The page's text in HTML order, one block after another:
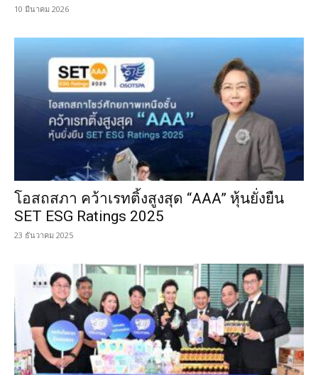
10 มีนาคม 2026
โอสถสภา คว้าเรทติ้งสูงสุด “AAA” หุ้นยั่งยืน
SET ESG Ratings 2025
23 ธันวาคม 2025